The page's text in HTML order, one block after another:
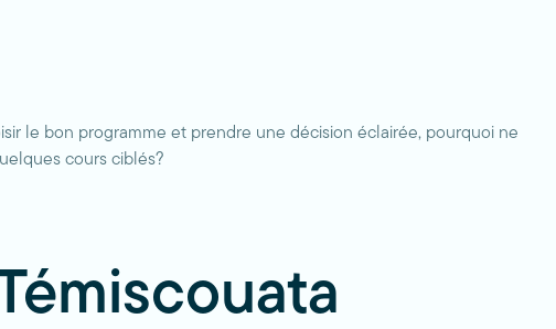
le bon programme et prendre une décision éclairée, pourquoi ne
cours ciblés?